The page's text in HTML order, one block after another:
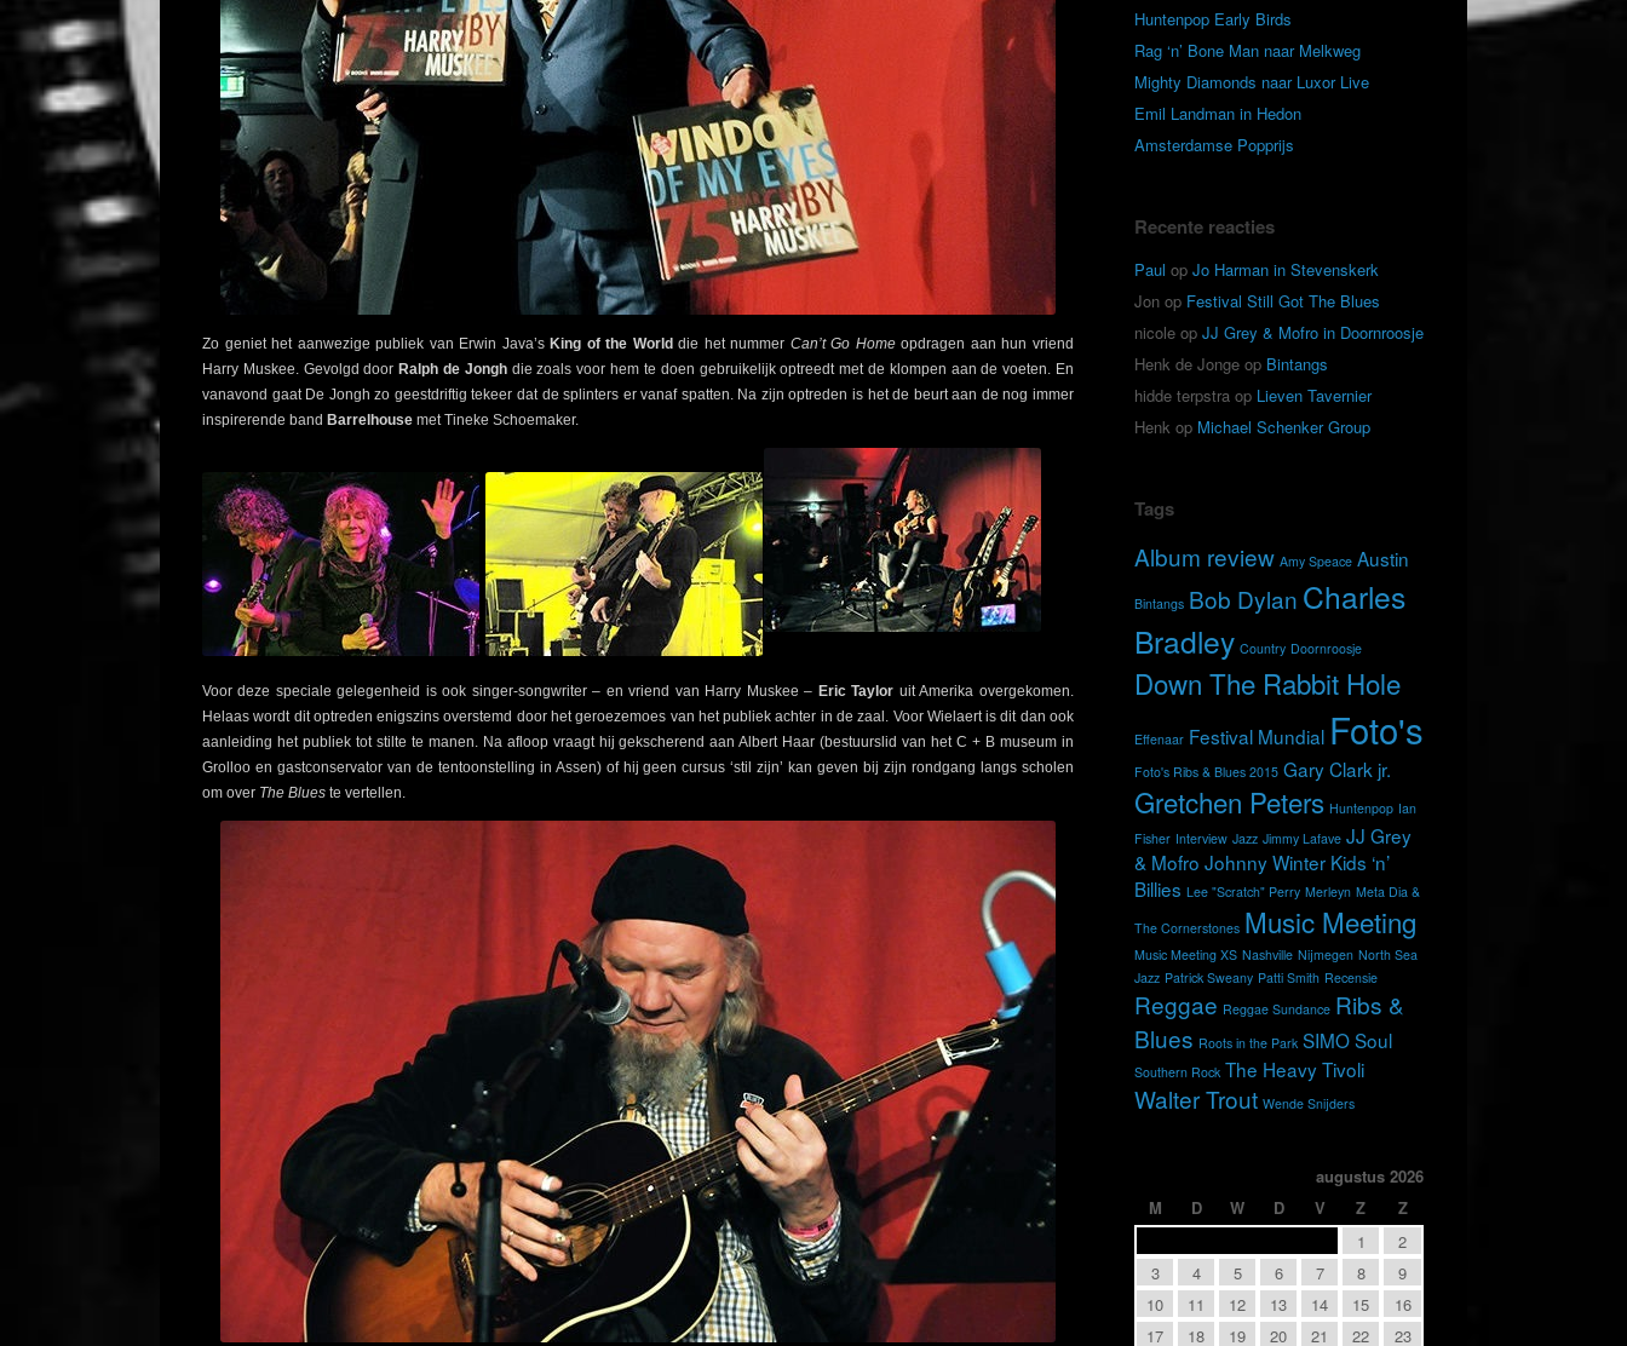
Zo geniet het aanwezige publiek van Erwin Java’sKing of the Worlddie het nummer Can’t Go Homeopdragen aan hun vriend
Harry Muskee. Gevolgd doorRalph de Jonghdie zoals voor hem te doen gebruikelijk optreedt met de klompen aan de voeten. En
vanavond gaat De Jongh zo geestdriftig tekeer dat de splinters er vanaf spatten. Na zijn optreden is het de beurt aan de nog immer
inspirerende band Barrelhouse met Tineke Schoemaker.
Voor deze speciale gelegenheid is ook singer-songwriter – en vriend van Harry Muskee – Eric Taylor uit Amerika overgekomen.
Helaas wordt dit optreden enigszins overstemd door het geroezemoes van het publiek achter in de zaal. Voor Wielaert is dit dan ook
aanleiding het publiek tot stilte te manen. Na afloop vraagt hij gekscherend aan Albert Haar (bestuurslid van het C + B museum in
Grolloo en gastconservator van de tentoonstelling in Assen) of hij geen cursus ‘stil zijn’ kan geven bij zijn rondgang langs scholen
om over The Blues te vertellen.
Huntenpop Early Birds
Rag ‘n’ Bone Man naar Melkweg
Mighty Diamonds naar Luxor Live
Emil Landman in Hedon
Amsterdamse Popprijs
Recente reacties
Paul opJo Harman in Stevenskerk
Jon op Festival Still Got The Blues
nicole opJJ Grey & Mofro in Doornroosje
Henk de Jonge op Bintangs
hidde terpstra op Lieven Tavernier
Henk op Michael Schenker Group
Tags
Album review Amy Speace Austin
Bintangs Bob Dylan Charles
Bradley Country Doornroosje
Down The Rabbit Hole
Effenaar Festival Mundial Foto's
Foto's Ribs & Blues 2015 Gary Clark jr.
Gretchen Peters Huntenpop Ian
Fisher Interview Jazz Jimmy Lafave JJ Grey
& Mofro Johnny Winter Kids ‘n’
Billies Lee "Scratch" Perry Merleyn Meta Dia &
The Cornerstones Music Meeting
Music Meeting XS Nashville Nijmegen North Sea
Jazz Patrick Sweany Patti Smith Recensie
Reggae Reggae Sundance Ribs &
Blues Roots in the Park SIMOSoul
Southern Rock The HeavyTivoli
Walter Trout Wende Snijders
augustus 2026
M
D W D V Z
Z
1
2
3
4 5 6 7 8
9
10
11 12 13 14 15
16
17
18 19 20 21 22 23